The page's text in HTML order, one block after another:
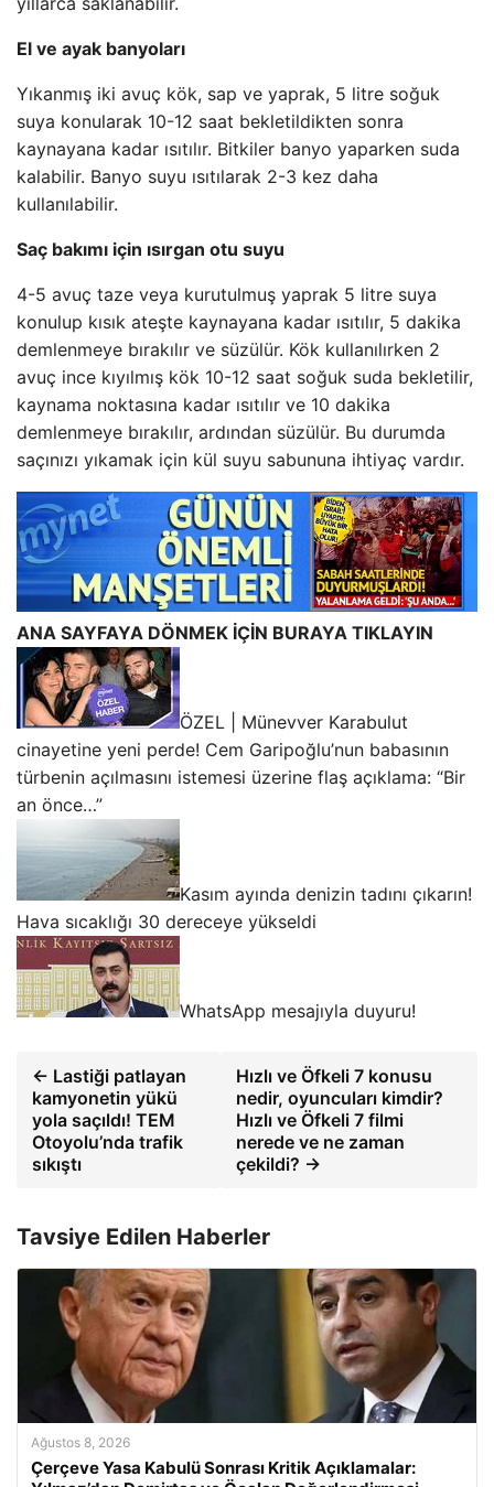
El ve ayak banyoları
Yıkanmış iki avuç kök, sap ve yaprak, 5 litre soğuk
suya konularak 10-12 saat bekletildikten sonra
kaynayana kadar ısıtılır. Bitkiler banyo yaparken suda
kalabilir. Banyo suyu ısıtılarak 2-3 kez daha
kullanılabilir.
Saç bakımı için ısırgan otu suyu
4-5 avuç taze veya kurutulmuş yaprak 5 litre suya
konulup kısık ateşte kaynayana kadar ısıtılır, 5 dakika
demlenmeye bırakılır ve süzülür. Kök kullanılırken 2
avuç ince kıyılmış kök 10-12 saat soğuk suda bekletilir,
kaynama noktasına kadar ısıtılır ve 10 dakika
demlenmeye bırakılır, ardından süzülür. Bu durumda
saçınızı yıkamak için kül suyu sabununa ihtiyaç vardır.
ANA SAYFAYA DÖNMEK İÇİN BURAYA TIKLAYIN
ÖZEL | Münevver Karabulut
cinayetine yeni perde! Cem Garipoğlu’nun babasının
türbenin açılmasını istemesi üzerine flaş açıklama: “Bir
an önce…”
Kasım ayında denizin tadını çıkarın!
Hava sıcaklığı 30 dereceye yükseldi
WhatsApp mesajıyla duyuru!
← Lastiği patlayan
kamyonetin yükü
yola saçıldı! TEM
Otoyolu’nda trafik
sıkıştı
Hızlı ve Öfkeli 7 konusu
nedir, oyuncuları kimdir?
Hızlı ve Öfkeli 7 filmi
nerede ve ne zaman
çekildi? →
Tavsiye Edilen Haberler
Ağustos 8, 2026
Çerçeve Yasa Kabulü Sonrası Kritik Açıklamalar: